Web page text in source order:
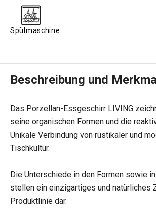
Spülmaschine
Beschreibung und
Das Porzellan-Essgeschirr LIVING
seine organischen Formen und die
Unikale Verbindung von rustikaler und
Tischkultur.
Die Unterschiede in den Formen sowie
stellen ein einzigartiges und natürliches
Produktlinie dar.